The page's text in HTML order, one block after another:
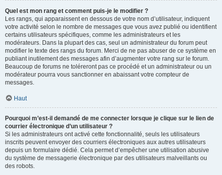
Quel est mon rang et comment puis-je le modifier ?
Les rangs, qui apparaissent en dessous de votre nom d’utilisateur, indiquent
votre activité selon le nombre de messages que vous avez publié ou identifient
certains utilisateurs spécifiques, comme les administrateurs et les
modérateurs. Dans la plupart des cas, seul un administrateur du forum peut
modifier le texte des rangs du forum. Merci de ne pas abuser de ce système en
publiant inutilement des messages afin d’augmenter votre rang sur le forum.
Beaucoup de forums ne toléreront pas ce procédé et un administrateur ou un
modérateur pourra vous sanctionner en abaissant votre compteur de
messages.
Haut
Pourquoi m’est-il demandé de me connecter lorsque je clique sur le lien de
courrier électronique d’un utilisateur ?
Si les administrateurs ont activé cette fonctionnalité, seuls les utilisateurs
inscrits peuvent envoyer des courriers électroniques aux autres utilisateurs
depuis un formulaire dédié. Cela permet d’empêcher une utilisation abusive
du système de messagerie électronique par des utilisateurs malveillants ou
des robots.